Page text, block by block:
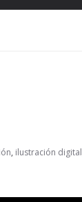
, ilustración digital